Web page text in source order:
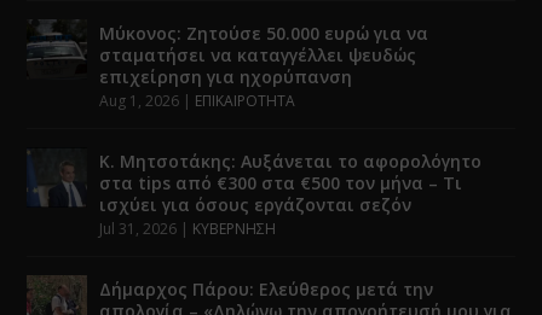
Μύκονος: Ζητούσε 50.000 ευρώ για να
σταματήσει να καταγγέλλει ψευδώς
επιχείρηση για ηχορύπανση
Aug 1, 2026 | ΕΠΙΚΑΙΡΟΤΗΤΑ
Κ. Μητσοτάκης: Αυξάνεται το αφορολόγητο
στα tips από €300 στα €500 τον μήνα – Τι
ισχύει για όσους εργάζονται σεζόν
Jul 31, 2026 | ΚΥΒΕΡΝΗΣΗ
Δήμαρχος Πάρου: Ελεύθερος μετά την